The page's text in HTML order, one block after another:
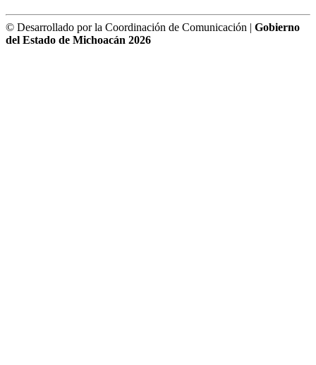
© Desarrollado por la Coordinación de Comunicación | Gobierno
del Estado de Michoacán 2026